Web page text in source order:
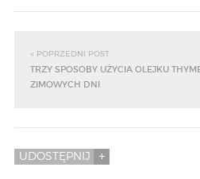
« POPRZEDNI POST
TRZY SPOSOBY UŻYCIA OLEJKU
ZIMOWYCH DNI
UDOSTĘPNIJ